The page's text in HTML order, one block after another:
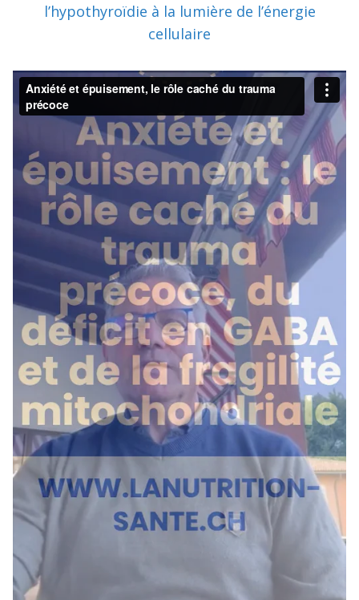
l’hypothyroïdie à la lumière de l’énergie
cellulaire